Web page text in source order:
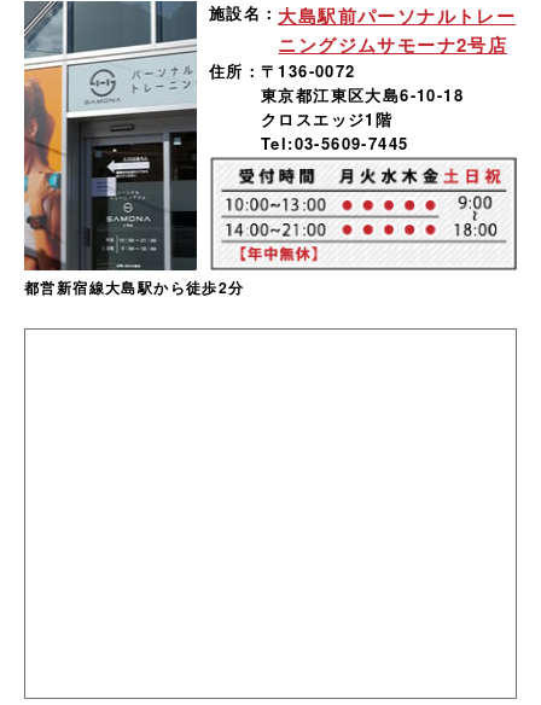
施設名： 大島駅前パーソナルトレー
ニングジムサモーナ2号店
住所： 〒136-0072
東京都江東区大島6-10-18
クロスエッジ1階
Tel:03-5609-7445
都営新宿線大島駅から徒歩2分